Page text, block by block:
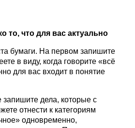
то, что для вас актуально
бумаги. На первом запишите
в виду, когда говорите «всё
для вас входит в понятие
запишите дела, которые с
отнести к категориям
одновременно,